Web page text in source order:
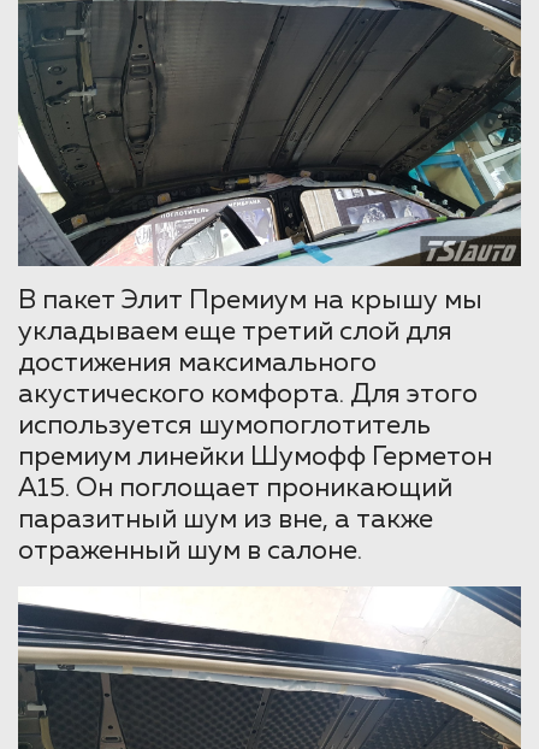
В пакет Элит Премиум на крышу мы
укладываем еще третий слой для
достижения максимального
акустического комфорта. Для этого
используется шумопоглотитель
премиум линейки Шумофф Герметон
А15. Он поглощает проникающий
паразитный шум из вне, а также
отраженный шум в салоне.